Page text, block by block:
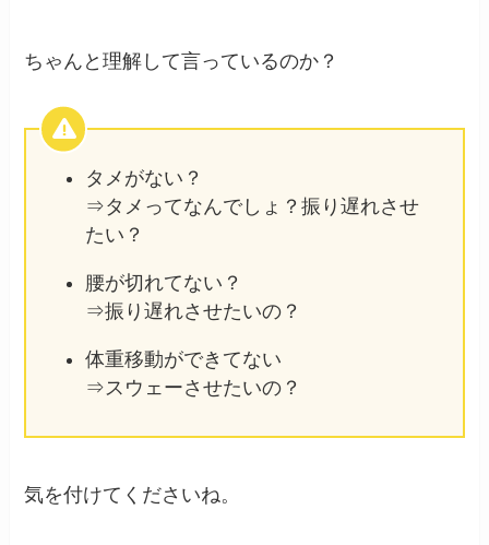
ちゃんと理解して言っているのか？
タメがない？
⇒タメってなんでしょ？振り遅れさせ
たい？
腰が切れてない？
⇒振り遅れさせたいの？
体重移動ができてない
⇒スウェーさせたいの？
気を付けてくださいね。